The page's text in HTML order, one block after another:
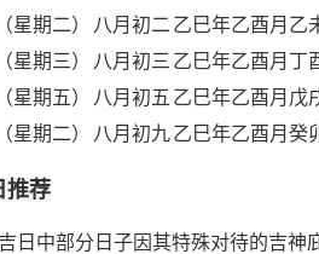
星期二）
八月初二 乙巳年乙酉月乙
星期三）
八月初三 乙巳年乙酉月丁
星期五）
八月初五 乙巳年乙酉月戊
星期二）
八月初九乙巳年乙酉月癸
推荐
日中部分日子因其特殊对待的吉神